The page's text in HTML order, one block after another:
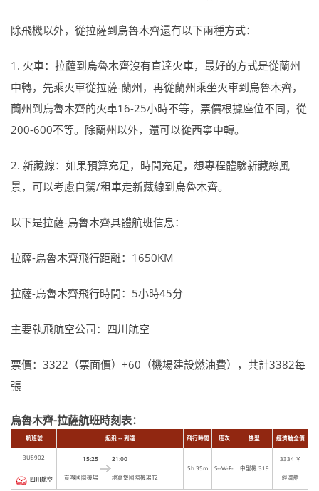
除飛機以外，從拉薩到烏魯木齊還有以下兩種方式：
1. 火車：拉薩到烏魯木齊沒有直達火車，最好的方式是從蘭州
中轉，先乘火車從拉薩-蘭州，再從蘭州乘坐火車到烏魯木齊，
蘭州到烏魯木齊的火車16-25小時不等，票價根據座位不同，從
200-600不等。除蘭州以外，還可以從西寧中轉。
2. 新藏線：如果預算充足，時間充足，想專程體驗新藏線風
景，可以考慮自駕/租車走新藏線到烏魯木齊。
以下是拉薩-烏魯木齊具體航班信息：
拉薩-烏魯木齊飛行距離：1650KM
拉薩-烏魯木齊飛行時間：5小時45分
主要執飛航空公司：四川航空
票價：3322（票面價）+60（機場建設燃油費），共計3382每
張
烏魯木齊-拉薩航班時刻表：
航班號 起飛 -- 到達 飛行時間 班次 機型 經濟艙全價
3U8902
四川航空
15:25
貢嘎國際機場
21:00
地窩堡國際機場T2
5h 35m S--W-F- 中型機 319
3334 ￥
經濟艙